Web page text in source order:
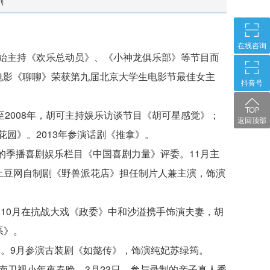
持《欢乐总动员》、《小神龙俱乐部》等节目而
《聊聊》荣获第九届北京大学生电影节最佳女主
年，胡可主持娱乐访谈节目《胡可星感觉》；
》。2013年参演话剧《推拿》。
播喜剧娱乐栏目《中国喜剧力量》评委。11月主
网自制剧《野兽派花店》担任制片人兼主演，饰演
月在抗战大戏《政委》中和沙溢携手饰演夫妻，胡
。
月参演古装剧《如懿传》，饰演纯妃苏绿筠。
在线咨询
抖音号
返回顶部